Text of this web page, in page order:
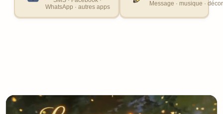
WhatsApp · autres apps
Message · musique · décor